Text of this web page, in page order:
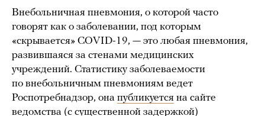
Внебольничная пневмония, о которой часто
говорят как о заболевании, под которым
«скрывается» COVID-19, — это любая пневмония,
развившаяся за стенами медицинских
учреждений. Статистику заболеваемости
по внебольничным пневмониям ведет
Роспотребнадзор, она публикуется на сайте
ведомства (с существенной задержкой)